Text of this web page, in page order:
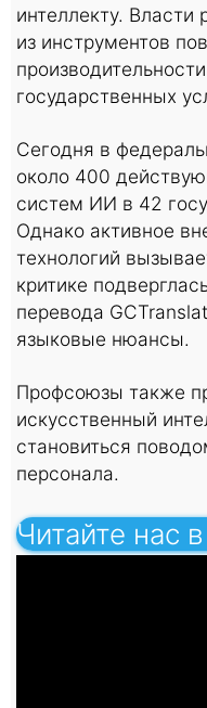
интеллекту.
из инструментов
государственных
Сегодня в
около 400
систем ИИ в 42
Однако активное
технологий
критике
перевода
языковые нюансы.
Профсоюзы также
искусственный
становиться
персонала.
Читайте нас